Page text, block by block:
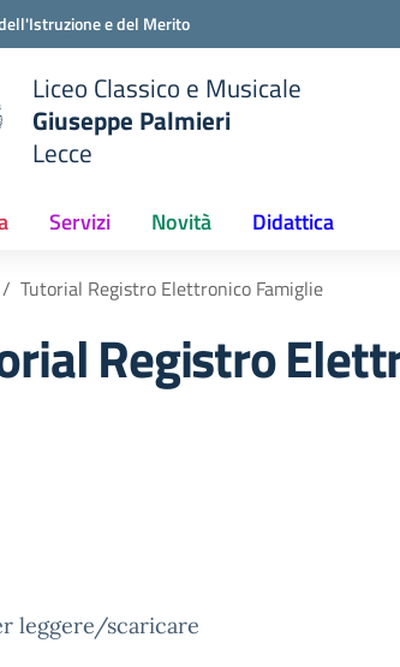
e del Merito
Liceo Classico e Musicale
Giuseppe Palmieri
Lecce
Servizi Novità Didattica
Tutorial Registro Elettronico Famiglie
Registro
leggere/scaricare